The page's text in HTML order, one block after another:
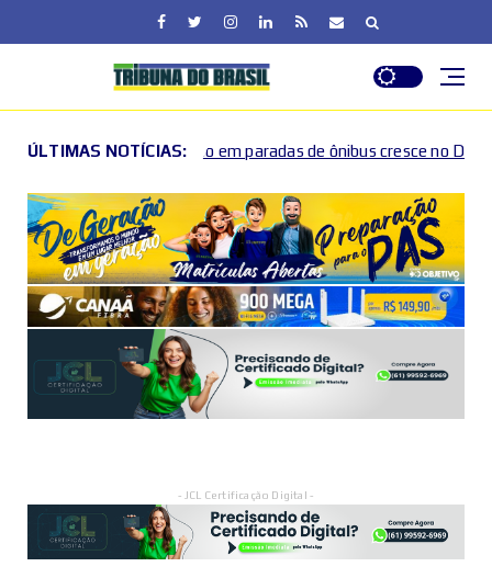
ÚLTIMAS NOTÍCIAS:
em paradas de ônibus cresce no DF, e governo reforça canais
- JCL Certificação Digital -